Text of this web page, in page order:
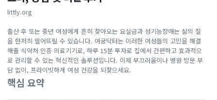
littly.org
출산 후 또는 중년 여성에게 흔히 찾아오는 요실금과 성기능장애는 삶의 질
을 현저히 떨어뜨릴 수 있습니다. 여궁닥터는 이러한 여성들의 고민을 해결
해줄 식약처 인증 의료기기로, 하루 15분 투자로 집에서 간편하고 효과적으
로 관리할 수 있는 혁신적인 솔루션입니다. 이제 부끄러움이나 병원 방문 부
담 없이, 프라이빗하게 여성 건강을 되찾으세요.
핵심 요약